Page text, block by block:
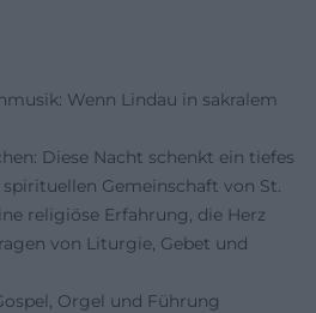
Wenn Lindau in sakralem
Diese Nacht schenkt ein tiefes
Gemeinschaft von St.
religiöse Erfahrung, die Herz
von Liturgie, Gebet und
Orgel und Führung